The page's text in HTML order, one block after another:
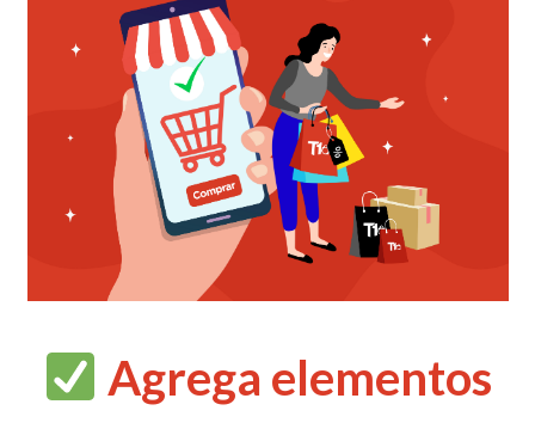
Agrega elementos